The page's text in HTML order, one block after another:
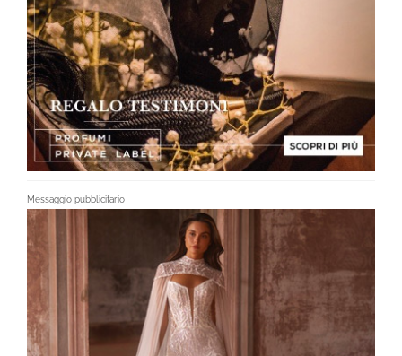
Messaggio pubblicitario